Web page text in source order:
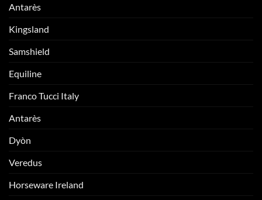
Antarès
Kingsland
Samshield
Equiline
Franco Tucci Italy
Antarès
Dyòn
Veredus
Horseware Ireland